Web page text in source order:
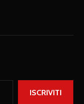
ISCRIVITI